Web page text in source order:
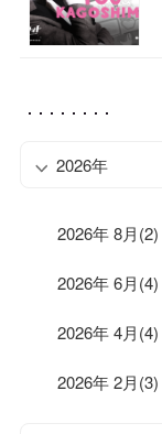
2026年
2026年 8月(2)
2026年 6月(4)
2026年 4月(4)
2026年 2月(3)